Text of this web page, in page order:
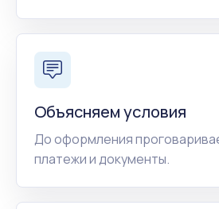
Объясняем условия
До оформления
платежи и документы.